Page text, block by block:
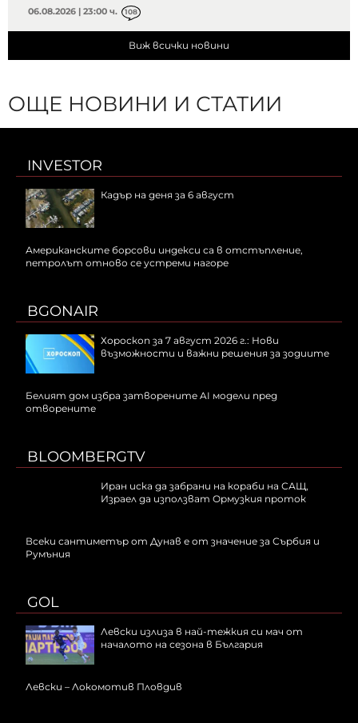
06.08.2026 | 23:00 ч. 108
Виж всички новини
ОЩЕ НОВИНИ И СТАТИИ
INVESTOR
Кадър на деня за 6 август
Американските борсови индекси са в отстъпление,
петролът отново се устреми нагоре
BGONAIR
Хороскоп за 7 август 2026 г.: Нови
възможности и важни решения за зодиите
Белият дом избра затворените AI модели пред
отворените
BLOOMBERGTV
Иран иска да забрани на кораби на САЩ,
Израел да използват Ормузкия проток
Всеки сантиметър от Дунав е от значение за Сърбия и
Румъния
GOL
Левски излиза в най-тежкия си мач от
началото на сезона в България
Левски – Локомотив Пловдив